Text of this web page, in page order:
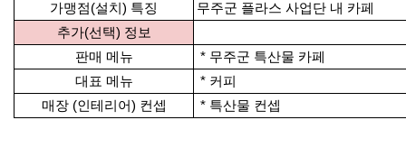
가맹점(설치) 특징
무주군 플라스 사업단 내 카페
추가(선택) 정보
판매 메뉴
* 무주군 특산물 카페
대표 메뉴
* 커피
매장 (인테리어) 컨셉
* 특산물 컨셉